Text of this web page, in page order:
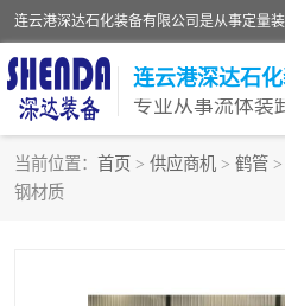
连云港深达石
当前位置： 首页 > 供应商机 > 鹤管
钢材质
鹤管